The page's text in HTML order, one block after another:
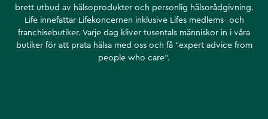
brett utbud av hälsoprodukter och personlig hälsorådgivning.
Life innefattar Lifekoncernen inklusive Lifes medlems- och
franchisebutiker. Varje dag kliver tusentals människor in i våra
butiker för att prata hälsa med oss och få ”expert advice from
people who care”.